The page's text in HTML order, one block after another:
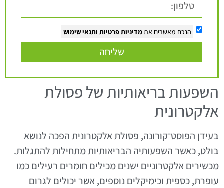
הנכם מאשרים את מדיניות פרטיות ותנאי שימוש
שליחה
השפעות בריאותיות של פסולת
אלקטרונית
בעידן הפוסט־קורונה, פסולת אלקטרונית הפכה לנושא
בולט, כאשר השפעותיה הבריאותיות מתחילות להתגלות.
מכשירים אלקטרוניים ישנים מכילים חומרים רעילים כמו
עופרת, כספית וכימיקלים נוספים, אשר יכולים לגרום